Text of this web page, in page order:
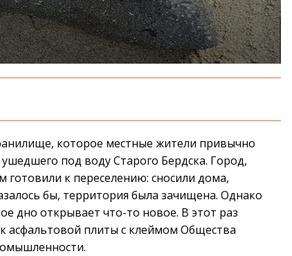
которое местные жители привычно
под воду Старого Бердска. Город,
готовили к переселению: сносили дома,
бы, территория была зачищена. Однако
дно открывает что-то новое. В этот раз
асфальтовой плиты с клеймом Общества